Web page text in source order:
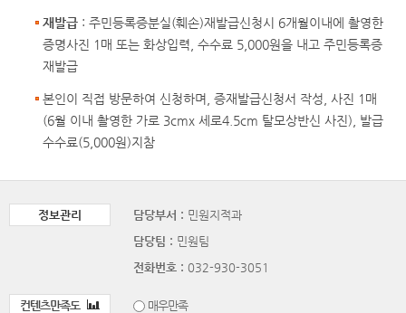
재발급 : 주민등록증분실(훼손)재발급신청시 6개월이내에 촬영한
증명사진 1매 또는 화상입력, 수수료 5,000원을 내고 주민등록증
재발급
본인이 직접 방문하여 신청하며, 증재발급신청서 작성, 사진 1매
(6월 이내 촬영한 가로 3cmx 세로4.5cm 탈모상반신 사진), 발급
수수료(5,000원)지참
정보관리 담당부서 : 민원지적과
담당팀 : 민원팀
전화번호 : 032-930-3051
컨텐츠만족도
매우만족